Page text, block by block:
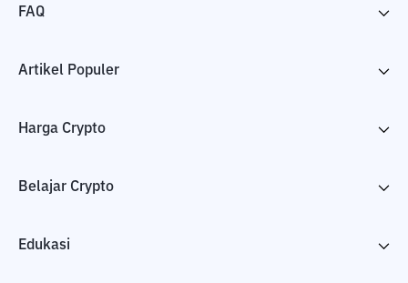
FAQ
Artikel Populer
Harga Crypto
Belajar Crypto
Edukasi